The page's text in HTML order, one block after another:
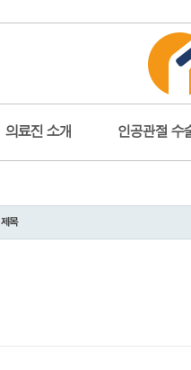
의료진 소개 인공관절 수
제목